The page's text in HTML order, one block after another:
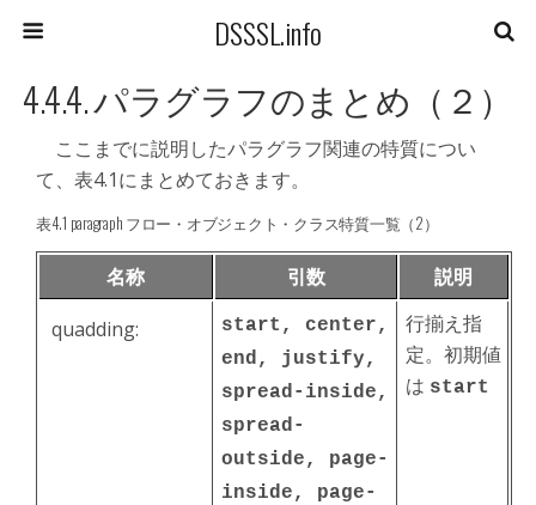
DSSSL.info
4.4.4. パラグラフのまとめ（２）
ここまでに説明したパラグラフ関連の特質につい
て、表4.1にまとめておきます。
表4.1 paragraph フロー・オブジェクト・クラス特質一覧（2）
名称 引数
説明
quadding:
start, center,
end, justify,
spread-inside,
spread-
outside, page-
inside, page-
行揃え指
定。初期値
は start